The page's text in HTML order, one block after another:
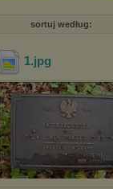
sortuj według:
1.jpg